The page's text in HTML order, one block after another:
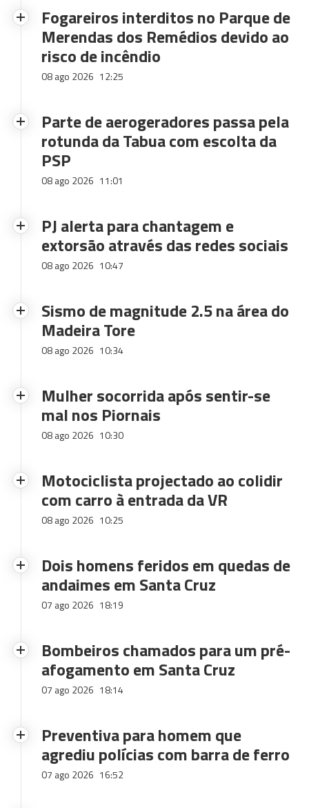
Fogareiros interditos no Parque de
Merendas dos Remédios devido ao
risco de incêndio
08 ago 2026 12:25
Parte de aerogeradores passa pela
rotunda da Tabua com escolta da
PSP
08 ago 2026 11:01
PJ alerta para chantagem e
extorsão através das redes sociais
08 ago 2026 10:47
Sismo de magnitude 2.5 na área do
Madeira Tore
08 ago 2026 10:34
Mulher socorrida após sentir-se
mal nos Piornais
08 ago 2026 10:30
Motociclista projectado ao colidir
com carro à entrada da VR
08 ago 2026 10:25
Dois homens feridos em quedas de
andaimes em Santa Cruz
07 ago 2026 18:19
Bombeiros chamados para um pré-
afogamento em Santa Cruz
07 ago 2026 18:14
Preventiva para homem que
agrediu polícias com barra de ferro
07 ago 2026 16:52